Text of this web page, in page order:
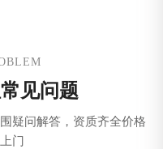
见问题
疑问解答，资质齐全价格
门